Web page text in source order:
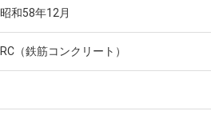
昭和58年12月
RC（鉄筋コンクリート）